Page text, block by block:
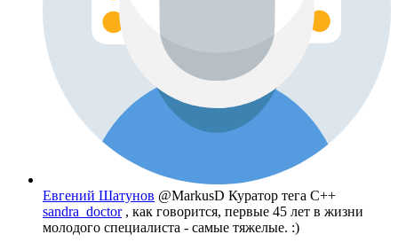
Евгений Шатунов @MarkusD Куратор тега C++
sandra_doctor, как говорится, первые 45 лет в жизни
молодого специалиста - самые тяжелые. :)